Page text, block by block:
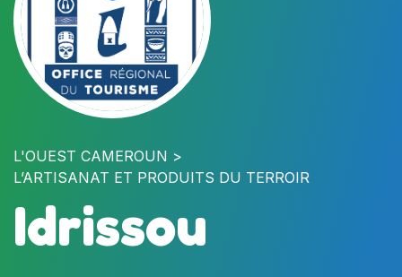
L'OUEST CAMEROUN
L’ARTISANAT ET PRODUITS DU TERROIR
Idrissou